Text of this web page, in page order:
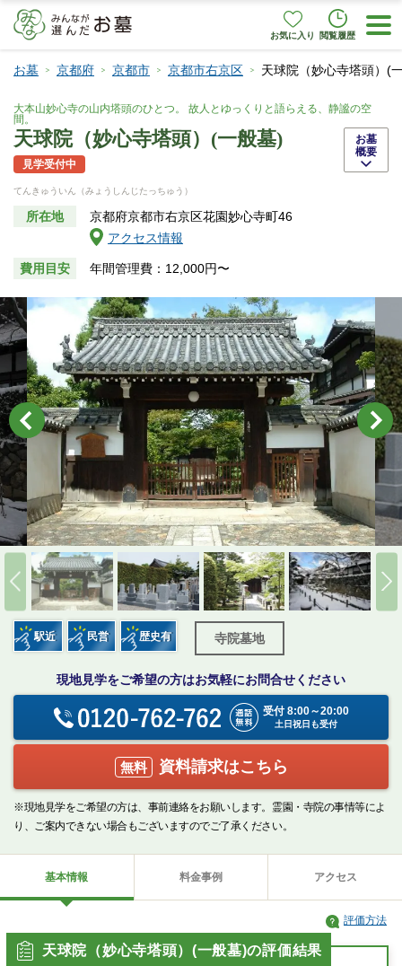
お気に入り 閲覧履歴
お墓 京都府 京都市 京都市右京区 天球院（妙心寺塔頭）(
大本山妙心寺の山内塔頭のひとつ。 故人とゆっくりと語らえる、静謐の空
間。
天球院（妙心寺塔頭）(一般墓)
見学受付中
てんきゅういん（みょうしんじたっちゅう）
所在地
京都府京都市右京区花園妙心寺町46
アクセス情報
費用目安 年間管理費：12,000円〜
お墓
概要
駅近 民営 歴史有 寺院墓地
現地見学をご希望の方はお気軽にお問合せください
受付 8:00～20:00
土日祝日も受付
無料 資料請求はこちら
※現地見学をご希望の方は、事前連絡をお願いします。霊園・寺院の事情等によ
り、ご案内できない場合もございますのでご了承ください。
基本情報 料金事例 アクセス
天球院（妙心寺塔頭）(一般墓)の評価結果
評価方法